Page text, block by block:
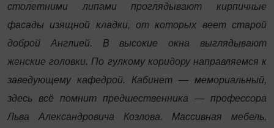
столетними липами проглядывают кирпичные
фасады изящной кладки, от которых веет старой
доброй Англией. В высокие окна выглядывают
женские головки. По гулкому коридору направляемся к
заведующему кафедрой. Кабинет — мемориальный,
здесь всё помнит предшественника — профессора
Льва Александровича Козлова. Массивная мебель,